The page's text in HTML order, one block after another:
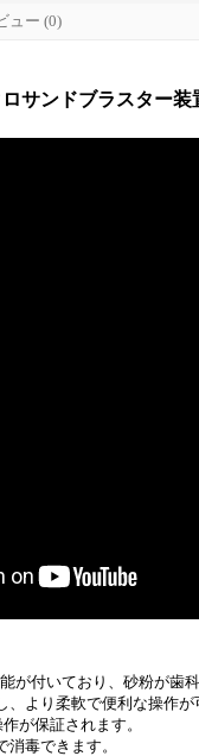
ュー (0)
サンドブラスター装
が付いており、砂粉が歯
、より柔軟で便利な操作が
が保証されます。
毒できます。